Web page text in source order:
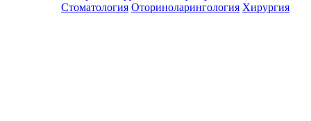
Стоматология Оториноларингология Хирургия